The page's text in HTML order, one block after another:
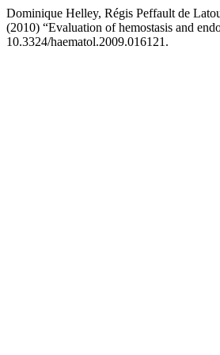
Dominique Helley, Régis Peffault de
(2010) “Evaluation of hemostasis and
10.3324/haematol.2009.016121.